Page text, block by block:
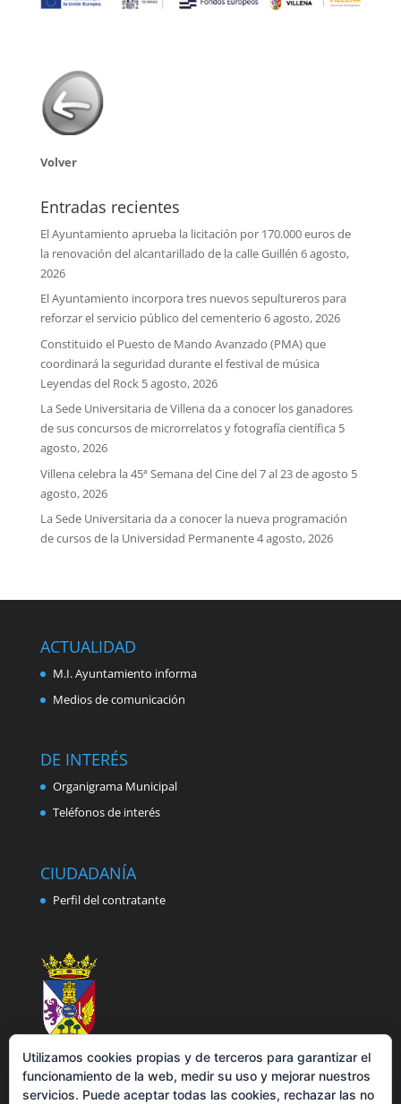
Volver
Entradas recientes
El Ayuntamiento aprueba la licitación por 170.000 euros de
la renovación del alcantarillado de la calle Guillén 6 agosto,
2026
El Ayuntamiento incorpora tres nuevos sepultureros para
reforzar el servicio público del cementerio 6 agosto, 2026
Constituido el Puesto de Mando Avanzado (PMA) que
coordinará la seguridad durante el festival de música
Leyendas del Rock 5 agosto, 2026
La Sede Universitaria de Villena da a conocer los ganadores
de sus concursos de microrrelatos y fotografía científica 5
agosto, 2026
Villena celebra la 45ª Semana del Cine del 7 al 23 de agosto 5
agosto, 2026
La Sede Universitaria da a conocer la nueva programación
de cursos de la Universidad Permanente4 agosto, 2026
ACTUALIDAD
M.I. Ayuntamiento informa
Medios de comunicación
DE INTERÉS
Organigrama Municipal
Teléfonos de interés
CIUDADANÍA
Perfil del contratante
Utilizamos cookies propias y de terceros para garantizar el
funcionamiento de la web, medir su uso y mejorar nuestros
servicios. Puede aceptar todas las cookies, rechazar las no